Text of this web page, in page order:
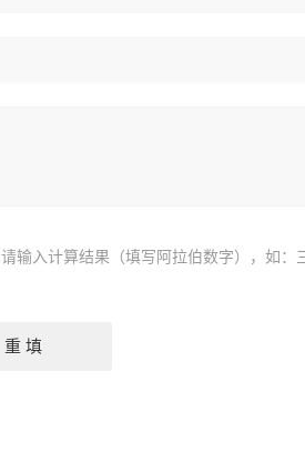
请输入计算结果（填写阿拉伯数字），如：